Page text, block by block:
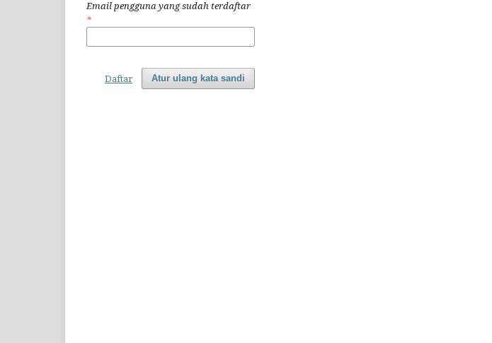
Email pengguna yang sudah terdaftar
*
Atur ulang kata sandi
Daftar